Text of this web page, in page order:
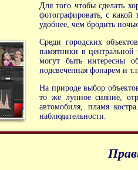
Для того чтобы сделать
фотографировать, с
удобнее, чем бродить
Среди городских
памятники в центральной
могут быть интересны
подсвеченная фонарем и
На природе выбор
то же лунное сияние,
автомобиля, пламя
наблюдательности.